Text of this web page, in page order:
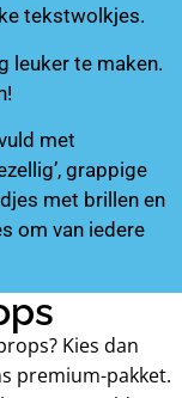
tekstwolkjes.
leuker te maken.
met
grappige
met brillen en
om van iedere
Kies dan
premium-pakket.